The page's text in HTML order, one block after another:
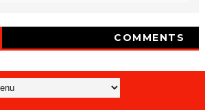
COMMENTS